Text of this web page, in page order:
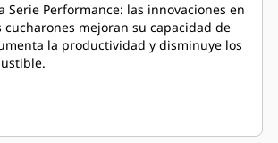
Serie Performance: las innovaciones en
cucharones mejoran su capacidad de
la productividad y disminuye los